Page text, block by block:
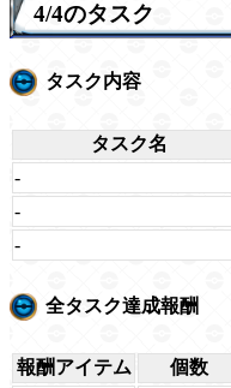
4/4のタスク
タスク内容
タスク名
-
-
-
全タスク達成報酬
報酬アイテム
個数